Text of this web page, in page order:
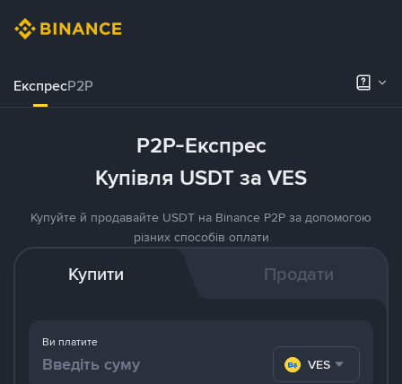
ЕкспресP2P
P2P-Експрес
Купівля USDT за VES
Купуйте й продавайте USDT на Binance P2P за допомогою
різних способів оплати
Купити Продати
Ви платите
VES